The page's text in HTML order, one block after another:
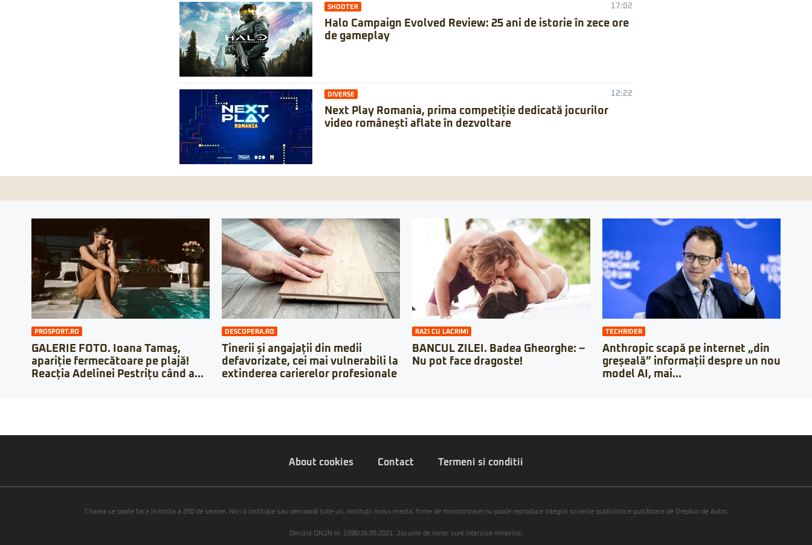
SHOOTER 17:02
Halo Campaign Evolved Review: 25 ani de istorie în zece ore
de gameplay
DIVERSE 12:22
Next Play Romania, prima competiție dedicată jocurilor
video românești aflate în dezvoltare
PROSPORT.RO
GALERIE FOTO. Ioana Tamaş,
apariție fermecătoare pe plajă!
Reacția Adelinei Pestrițu când a...
DESCOPERA.RO
Tinerii și angajații din medii
defavorizate, cei mai vulnerabili la
extinderea carierelor profesionale
RAZI CU LACRIMI
BANCUL ZILEI. Badea Gheorghe: –
Nu pot face dragoste!
TECHRIDER
Anthropic scapă pe internet „din
greșeală” informații despre un nou
model AI, mai...
About cookies Contact Termeni si conditii
Citarea se poate face în limita a 250 de semne. Nici o instituţie sau persoană (site-uri, instituţii mass-media, firme de monitorizare) nu poate reproduce integral scrierile publicistice purtătoare de Drepturi de Autor.
Decizia ONJN nr. 1598/16.09.2021. Jocurile de noroc sunt interzise minorilor.